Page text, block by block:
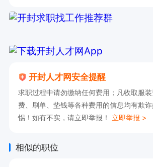
开封人才网安全提醒
求职过程中请勿缴纳任何费用；凡收取服
费、刷单、垫钱等各种费用的信息均有欺
惕！如有不实，请立即举报！ 立即举报 >
相似的职位